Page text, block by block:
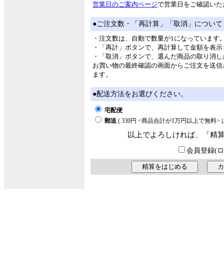
営業日のご案内ページで営業日をご確認い
●ご注文数・「再計算」「取消」について
・注文数は、自動で数量が1になっていま
・「再計」ボタンで、再計算して金額を表
・「取消」ボタンで、選んだ商品の取り消
お買い物の最終確認の画面からご注文を送
ます。
●配送方法をお選びください。
宅配便
郵送 ( 330円 <商品合計が1万円以上で無料>
以上でよろしければ、「精
会員登録(